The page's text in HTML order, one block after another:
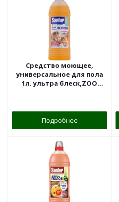
Средство моющее,
универсальное для пола
1л. ультра блеск,ZOO
Подробнее